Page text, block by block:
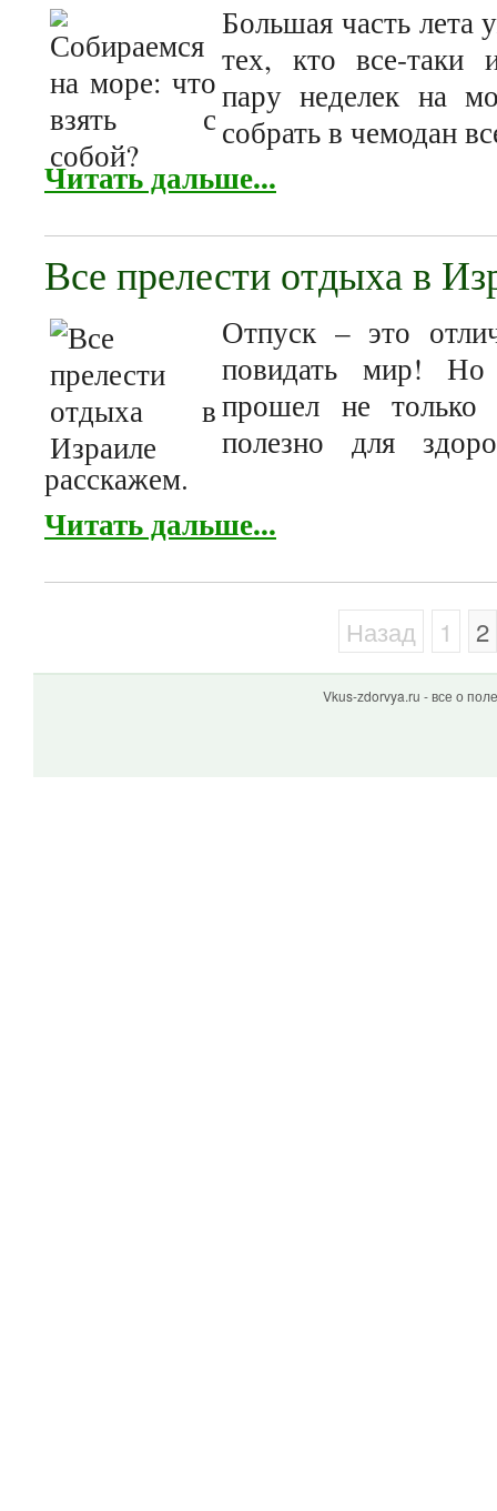
Большая часть лета
тех, кто все-таки
пару неделек на
собрать в чемодан
Читать дальше...
Все прелести отдыха в
Отпуск – это
повидать мир! Но
прошел не только
полезно для
расскажем.
Читать дальше...
Назад 1 2
Vkus-zdorvya.ru - все о